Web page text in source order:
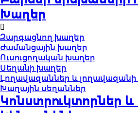
Խաղեր
Զարգացնող խաղեր
Ժամանցային խաղեր
Ուսուցողական խաղեր
Սեղանի խաղեր
Լողավազաններ և
Խաղային սեղաններ
Կոնստրուկտորներ և